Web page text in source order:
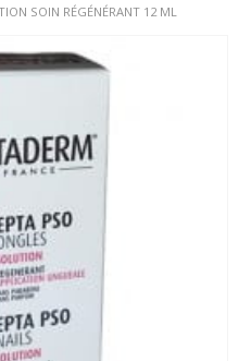
SOIN RÉGÉNÉRANT 12 ML